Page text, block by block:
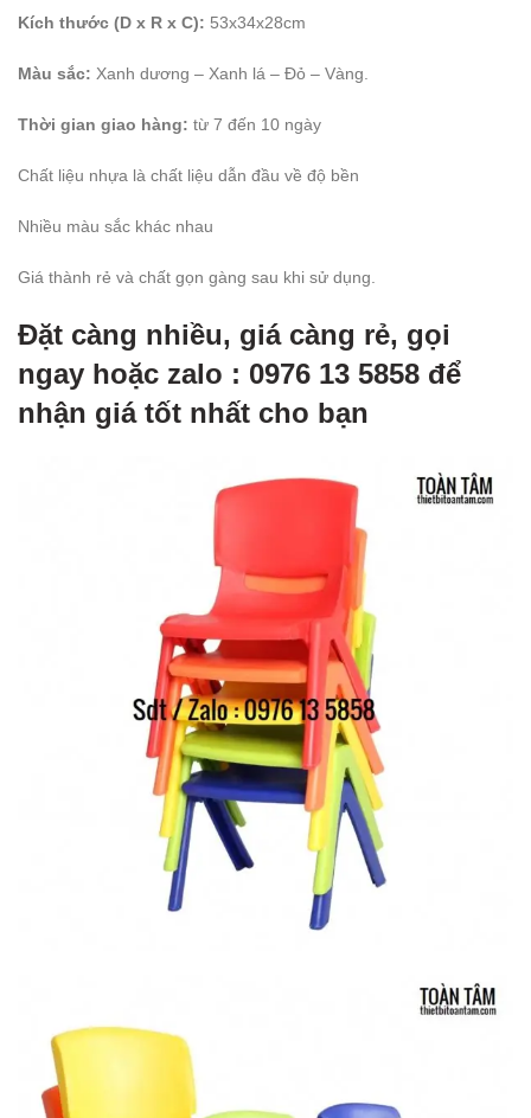
Kích thước (D x R x C): 53x34x28cm
Màu sắc: Xanh dương – Xanh lá – Đỏ – Vàng.
Thời gian giao hàng: từ 7 đến 10 ngày
Chất liệu nhựa là chất liệu dẫn đầu về độ bền
Nhiều màu sắc khác nhau
Giá thành rẻ và chất gọn gàng sau khi sử dụng.
Đặt càng nhiều, giá càng rẻ, gọi
ngay hoặc zalo : 0976 13 5858 để
nhận giá tốt nhất cho bạn